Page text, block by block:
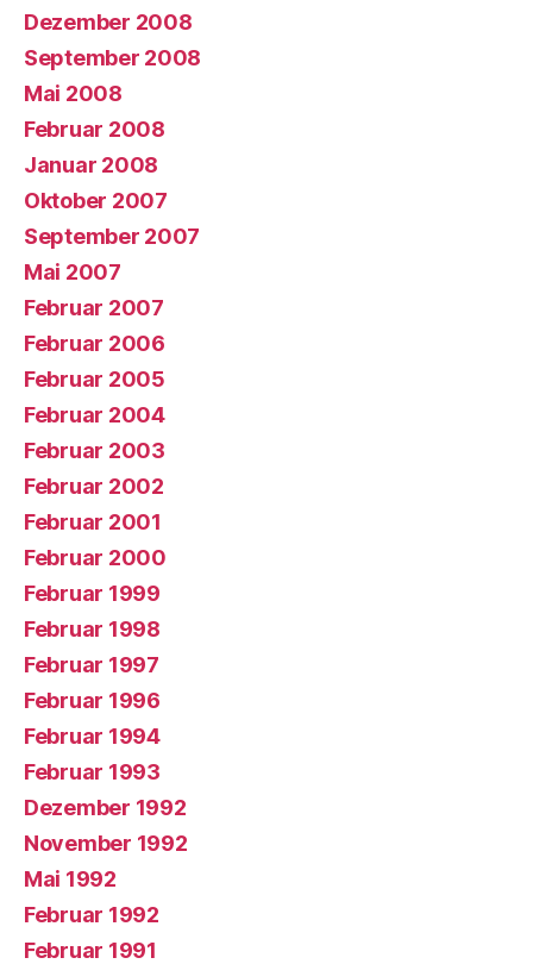
Dezember 2008
September 2008
Mai 2008
Februar 2008
Januar 2008
Oktober 2007
September 2007
Mai 2007
Februar 2007
Februar 2006
Februar 2005
Februar 2004
Februar 2003
Februar 2002
Februar 2001
Februar 2000
Februar 1999
Februar 1998
Februar 1997
Februar 1996
Februar 1994
Februar 1993
Dezember 1992
November 1992
Mai 1992
Februar 1992
Februar 1991